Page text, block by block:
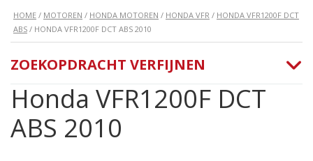
HOME / MOTOREN / HONDA MOTOREN / HONDA VFR / HONDA VFR1200F DCT
ABS / HONDA VFR1200F DCT ABS 2010
Honda VFR1200F DCT
ABS 2010
ZOEKOPDRACHT VERFIJNEN